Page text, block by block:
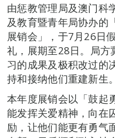
由惩教管理局及澳门科
及教育暨青年局协办的
展销会」，于7月26日
礼，展期至28日。局方
习的成果及极积改过的
持和接纳他们重建新生。
本年度展销会以「鼓起
能发挥关爱精神，向在
励，让他们能更有勇气